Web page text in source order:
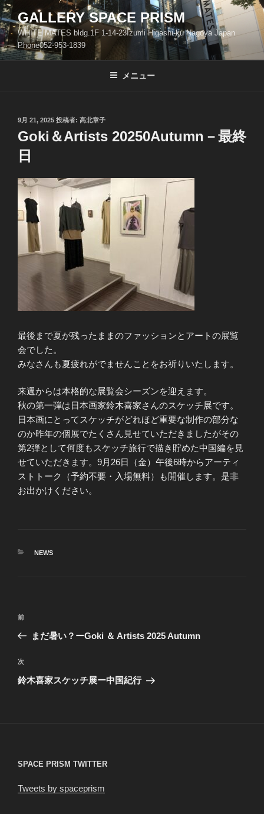
コ
ン
テ
ン
ツ
GALLERY SPACE PRISM
WHITE MATES bldg.1F 1-14-23Izumi Higashi-ku Nagoya Japan
Phone052-953-1839
メニュー
投
稿
日:
9月 21, 2025 投稿者: 高北章子
Goki＆Artists 20250Autumn－最終
日
最後まで夏が残ったままのファッションとアートの展覧
会でした。
みなさんも夏疲れがでませんことをお祈りいたします。
来週からは本格的な展覧会シーズンを迎えます。
秋の第一弾は日本画家鈴木喜家さんのスケッチ展です。
日本画にとってスケッチがどれほど重要な制作の部分な
のか昨年の個展でたくさん見せていただきましたがその
第2弾として何度もスケッチ旅行で描き貯めた中国編を見
せていただきます。9月26日（金）午後6時からアーティ
ストトーク（予約不要・入場無料）も開催します。是非
お出かけください。
カ
NEWS
投
ビ
ゲ
前
の
稿
前
まだ暑い？ーGoki ＆ Artists 2025 Autumn
次
の
次
鈴木喜家スケッチ展ー中国紀行
SPACE PRISM TWITTER
Tweets by spaceprism